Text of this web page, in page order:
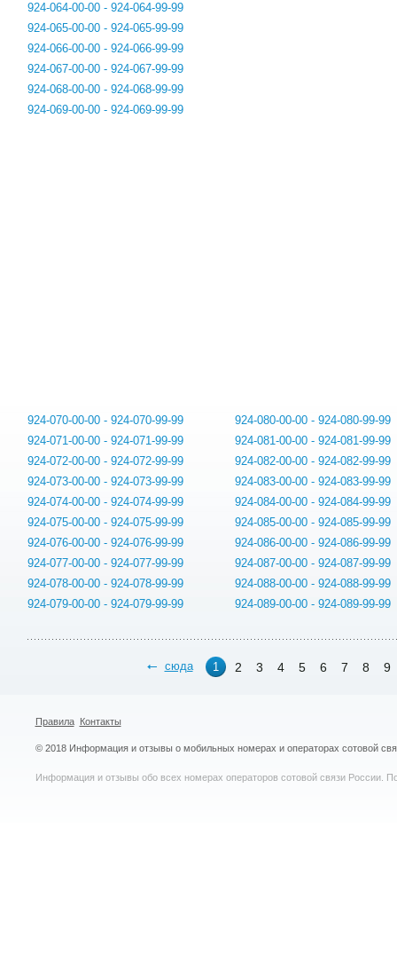
924-064-00-00 - 924-064-99-99
924-065-00-00 - 924-065-99-99
924-066-00-00 - 924-066-99-99
924-067-00-00 - 924-067-99-99
924-068-00-00 - 924-068-99-99
924-069-00-00 - 924-069-99-99
924-070-00-00 - 924-070-99-99
924-071-00-00 - 924-071-99-99
924-072-00-00 - 924-072-99-99
924-073-00-00 - 924-073-99-99
924-074-00-00 - 924-074-99-99
924-075-00-00 - 924-075-99-99
924-076-00-00 - 924-076-99-99
924-077-00-00 - 924-077-99-99
924-078-00-00 - 924-078-99-99
924-079-00-00 - 924-079-99-99
924-080-00-00 - 924-080-99-99
924-081-00-00 - 924-081-99-99
924-082-00-00 - 924-082-99-99
924-083-00-00 - 924-083-99-99
924-084-00-00 - 924-084-99-99
924-085-00-00 - 924-085-99-99
924-086-00-00 - 924-086-99-99
924-087-00-00 - 924-087-99-99
924-088-00-00 - 924-088-99-99
924-089-00-00 - 924-089-99-99
сюда 1 2 3 4 5 6 7 8 9
Правила Контакты
© 2018 Информация и отзывы о мобильных номерах и операторах сотовой
Информация и отзывы обо всех номерах операторов сотовой связи России.